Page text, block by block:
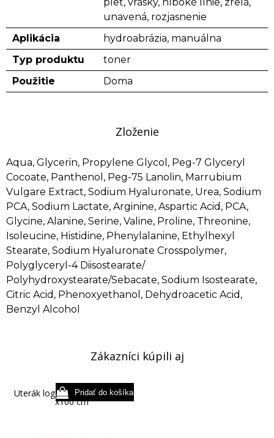
unavená, rozjasnenie
Aplikácia
hydroabrázia, manuálna
Typ produktu
toner
Použitie
Doma
Zloženie
Aqua, Glycerin, Propylene Glycol, Peg-7 Glyceryl
Cocoate, Panthenol, Peg-75 Lanolin, Marrubium
Vulgare Extract, Sodium Hyaluronate, Urea, Sodium
PCA, Sodium Lactate, Arginine, Aspartic Acid, PCA,
Glycine, Alanine, Serine, Valine, Proline, Threonine,
Isoleucine, Histidine, Phenylalanine, Ethylhexyl
Stearate, Sodium Hyaluronate Crosspolymer,
Polyglyceryl-4 Diisostearate/
Polyhydroxystearate/Sebacate, Sodium Isostearate,
Citric Acid, Phenoxyethanol, Dehydroacetic Acid,
Benzyl Alcohol
Zákazníci kúpili aj
Uterák logo ARKANA biely 50
x100 cm